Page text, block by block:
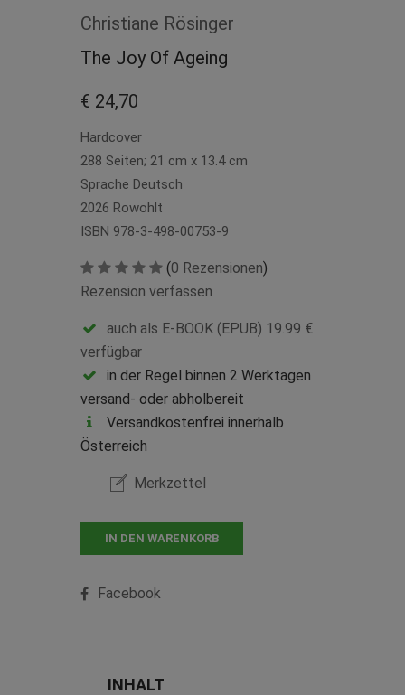
Christiane Rösinger
The Joy Of Ageing
€ 24,70
Hardcover
288 Seiten; 21 cm x 13.4 cm
Sprache Deutsch
2026 Rowohlt
ISBN 978-3-498-00753-9
(0 Rezensionen)
Rezension verfassen
auch als E-BOOK (EPUB) 19.99 €
verfügbar
in der Regel binnen 2 Werktagen
versand- oder abholbereit
Versandkostenfrei innerhalb
Österreich
Merkzettel
IN DEN WARENKORB
Facebook
INHALT